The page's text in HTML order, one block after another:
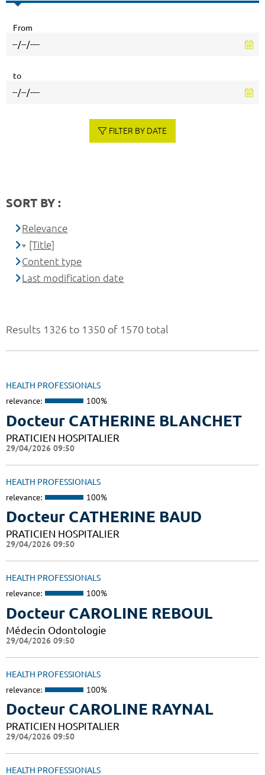
Results 1326 to 1350 of 1570 total
HEALTH PROFESSIONALS
relevance: 100%
Docteur CATHERINE BLANCHET
PRATICIEN HOSPITALIER
29/04/2026 09:50
HEALTH PROFESSIONALS
relevance: 100%
Docteur CATHERINE BAUD
PRATICIEN HOSPITALIER
29/04/2026 09:50
HEALTH PROFESSIONALS
relevance: 100%
Docteur CAROLINE REBOUL
Médecin Odontologie
29/04/2026 09:50
HEALTH PROFESSIONALS
relevance: 100%
Docteur CAROLINE RAYNAL
PRATICIEN HOSPITALIER
29/04/2026 09:50
HEALTH PROFESSIONALS
From
to
FILTER BY DATE
SORT BY :
Relevance
[Title]
Content type
Last modification date